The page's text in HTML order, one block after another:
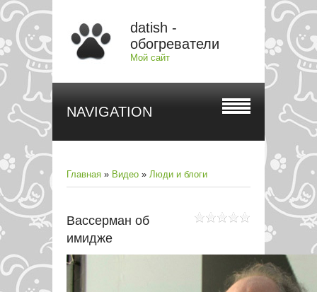
datish -
обогреватели
Мой сайт
NAVIGATION
Главная » Видео » Люди и блоги
Вассерман об
имидже